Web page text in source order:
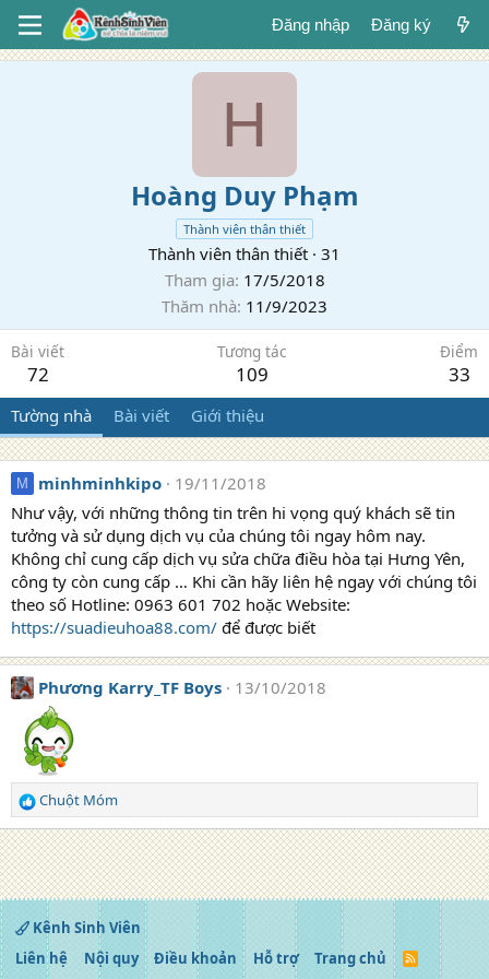
Đăng nhập Đăng ký
H
Hoàng Duy Phạm
Thành viên thân thiết
Thành viên thân thiết · 31
Tham gia 17/5/2018
Thăm nhà 11/9/2023
Bài viết
72
Tương tác
109
Điểm
33
Tường nhà Bài viết Giới thiệu
M minhminhkipo
19/11/2018
Như vậy, với những thông tin trên hi vọng quý khách sẽ tin
tưởng và sử dụng dịch vụ của chúng tôi ngay hôm nay.
Không chỉ cung cấp dịch vụ sửa chữa điều hòa tại Hưng Yên,
công ty còn cung cấp … Khi cần hãy liên hệ ngay với chúng tôi
theo số Hotline: 0963 601 702 hoặc Website:
https://suadieuhoa88.com/ để được biết
Phương Karry_TF Boys 13/10/2018
R
e
a
c
t
i
o
s
Chuột Móm
Kênh Sinh Viên
Liên hệ
Nội quy Điều khoản Hỗ trợ Trang chủ
R